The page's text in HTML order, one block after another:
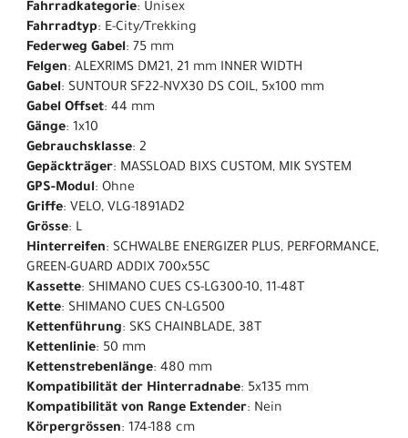
Fahrradkategorie: Unisex
Fahrradtyp: E-City/Trekking
Federweg Gabel: 75 mm
Felgen: ALEXRIMS DM21, 21 mm INNER WIDTH
Gabel: SUNTOUR SF22-NVX30 DS COIL, 5x100 mm
Gabel Offset: 44 mm
Gänge: 1x10
Gebrauchsklasse: 2
Gepäckträger: MASSLOAD BIXS CUSTOM, MIK SYSTEM
GPS-Modul: Ohne
Griffe: VELO, VLG-1891AD2
Grösse: L
Hinterreifen: SCHWALBE ENERGIZER PLUS, PERFORMANCE,
GREEN-GUARD ADDIX 700x55C
Kassette: SHIMANO CUES CS-LG300-10, 11-48T
Kette: SHIMANO CUES CN-LG500
Kettenführung: SKS CHAINBLADE, 38T
Kettenlinie: 50 mm
Kettenstrebenlänge: 480 mm
Kompatibilität der Hinterradnabe: 5x135 mm
Kompatibilität von Range Extender: Nein
Körpergrössen: 174-188 cm